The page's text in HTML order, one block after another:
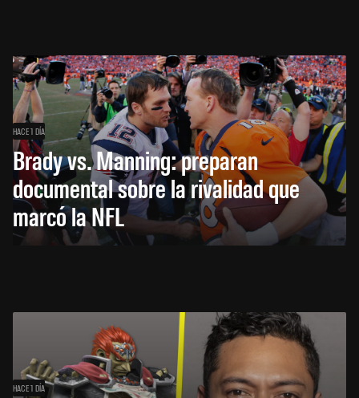
HACE 1 DÍA
Brady vs. Manning: preparan
documental sobre la rivalidad que
marcó la NFL
HACE 1 DÍA